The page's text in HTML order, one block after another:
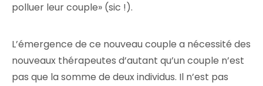
polluer leur couple» (sic !).
L’émergence de ce nouveau couple a nécessité des
nouveaux thérapeutes d’autant qu’un couple n’est
pas que la somme de deux individus. Il n’est pas